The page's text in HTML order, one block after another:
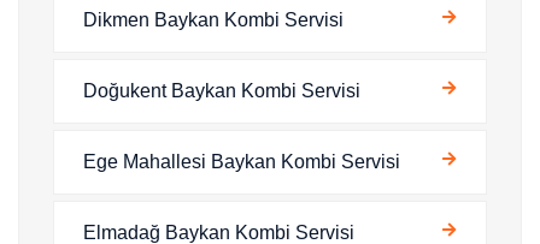
Dikmen Baykan Kombi Servisi
Doğukent Baykan Kombi Servisi
Ege Mahallesi Baykan Kombi Servisi
Elmadağ Baykan Kombi Servisi